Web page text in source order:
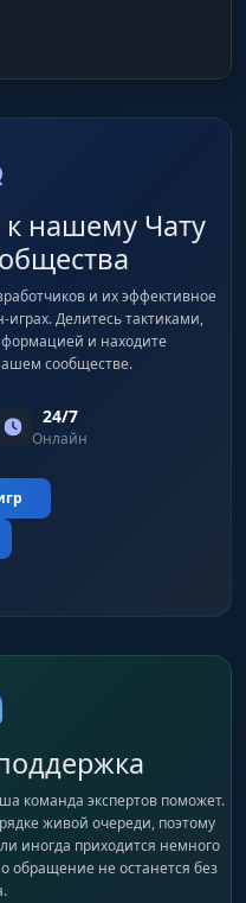
нашему Чату
и их эффективное
Делитесь тактиками,
и находите
сообществе.
24/7
Онлайн
команда экспертов поможет.
живой очереди, поэтому
иногда приходится немного
обращение не останется без